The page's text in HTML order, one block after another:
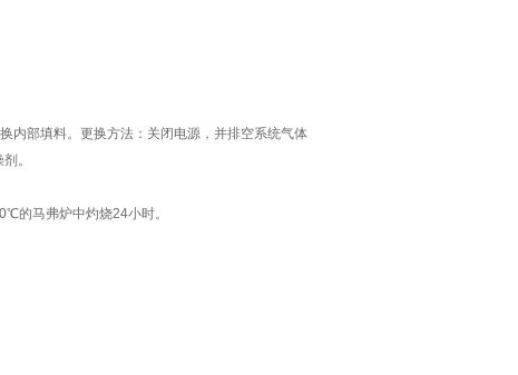
内部填料。更换方法：关闭电源，并排空系统气体
。
的马弗炉中灼烧24小时。